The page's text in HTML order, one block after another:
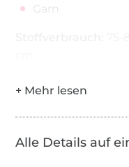
Garn
Alle Details auf